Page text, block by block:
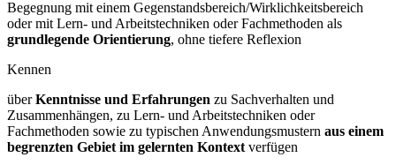
Begegnung mit einem Gegenstandsbereich/Wirklichkeitsbereich
oder mit Lern- und Arbeitstechniken oder Fachmethoden als
grundlegende Orientierung, ohne tiefere Reflexion
Kennen
überKenntnisse und Erfahrungen zu Sachverhalten und
Zusammenhängen, zu Lern- und Arbeitstechniken oder
Fachmethoden sowie zu typischen Anwendungsmustern aus einem
begrenzten Gebiet im gelernten Kontext verfügen